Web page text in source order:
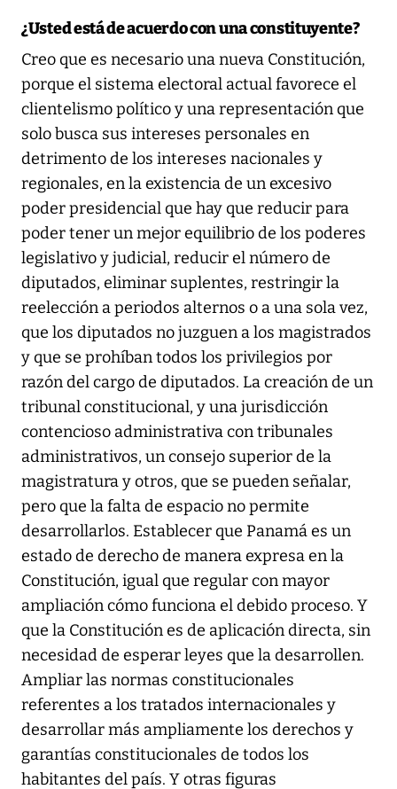
¿Usted está de acuerdo con una constituyente?
Creo que es necesario una nueva Constitución,
porque el sistema electoral actual favorece el
clientelismo político y una representación que
solo busca sus intereses personales en
detrimento de los intereses nacionales y
regionales, en la existencia de un excesivo
poder presidencial que hay que reducir para
poder tener un mejor equilibrio de los poderes
legislativo y judicial, reducir el número de
diputados, eliminar suplentes, restringir la
reelección a periodos alternos o a una sola vez,
que los diputados no juzguen a los magistrados
y que se prohíban todos los privilegios por
razón del cargo de diputados. La creación de un
tribunal constitucional, y una jurisdicción
contencioso administrativa con tribunales
administrativos, un consejo superior de la
magistratura y otros, que se pueden señalar,
pero que la falta de espacio no permite
desarrollarlos. Establecer que Panamá es un
estado de derecho de manera expresa en la
Constitución, igual que regular con mayor
ampliación cómo funciona el debido proceso. Y
que la Constitución es de aplicación directa, sin
necesidad de esperar leyes que la desarrollen.
Ampliar las normas constitucionales
referentes a los tratados internacionales y
desarrollar más ampliamente los derechos y
garantías constitucionales de todos los
habitantes del país. Y otras figuras